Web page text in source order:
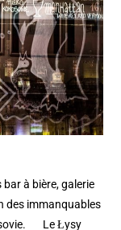
à bière, galerie
des immanquables
Le Łysy